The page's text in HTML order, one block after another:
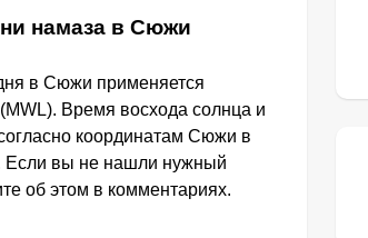
намаза в Сюжи
в Сюжи применяется
Время восхода солнца и
координатам Сюжи в
Если вы не нашли нужный
об этом в комментариях.